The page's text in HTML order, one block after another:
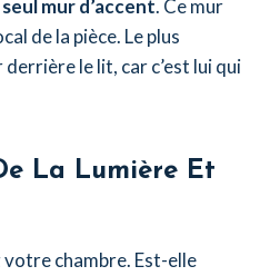
mur d’accent. Ce mur
de la pièce. Le plus
derrière le lit, car c’est lui qui
La Lumière Et
votre chambre. Est-elle